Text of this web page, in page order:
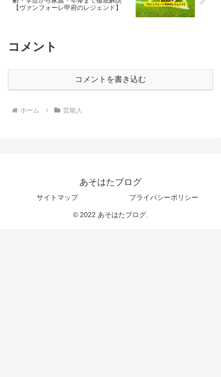
【ヴァンフォーレ甲府のレジェンド】
コメント
コメントを書き込む
ホーム 芸能人
あそはたブログ
サイトマップ プライバシーポリシー
© 2022 あそはたブログ.